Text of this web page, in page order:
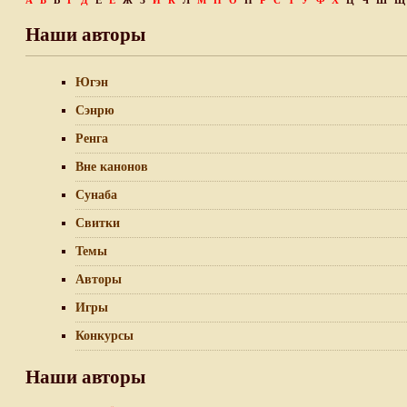
Наши авторы
Югэн
Сэнрю
Ренга
Вне канонов
Сунаба
Свитки
Темы
Авторы
Игры
Конкурсы
Наши авторы